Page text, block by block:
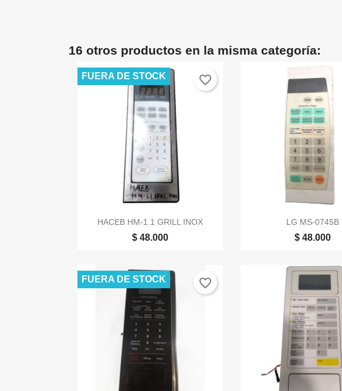
16 otros productos en la misma categoría:
Vista rápida
HACEB HM-1.1 GRILL INOX
$ 48.000
FUERA DE STOCK favorite_border
Vista rápida
LG MS-0745B
$ 48.000
FUERA DE STOCK favorite_border